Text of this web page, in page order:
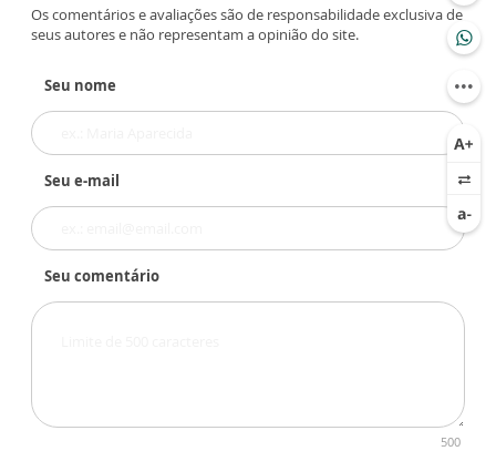
Os comentários e avaliações são de responsabilidade exclusiva de
seus autores e não representam a opinião do site.
Seu nome
Seu e-mail
Seu comentário
500